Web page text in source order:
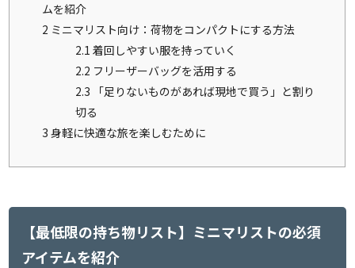
ムを紹介
2 ミニマリスト向け：荷物をコンパクトにする方法
2.1 着回しやすい服を持っていく
2.2 フリーザーバッグを活用する
2.3 「足りないものがあれば現地で買う」と割り
切る
3 身軽に快適な旅を楽しむために
【最低限の持ち物リスト】ミニマリストの必須
アイテムを紹介